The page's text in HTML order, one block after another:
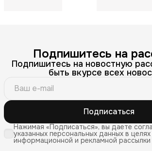
Подпишитесь на
Подпишитесь на новостную
быть вкурсе всех
Подписаться
Нажимая «Подписаться», вы даете
указанных персональных данных в
информационной и рекламной рассылки